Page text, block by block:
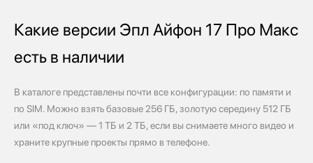
Какие версии Эпл Айфон 17 Про Макс
есть в наличии
В каталоге представлены почти все конфигурации: по памяти и
по SIM. Можно взять базовые 256 ГБ, золотую середину 512 ГБ
или «под ключ» — 1 ТБ и 2 ТБ, если вы снимаете много видео и
храните крупные проекты прямо в телефоне.